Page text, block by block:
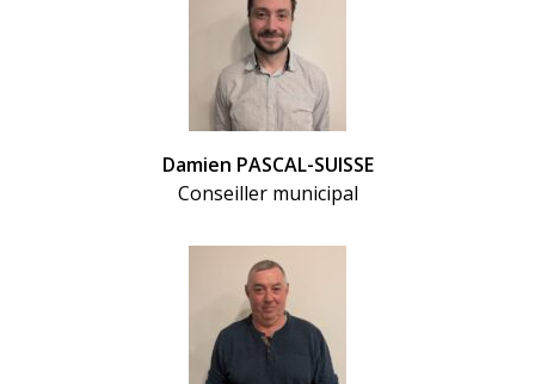
Damien PASCAL-SUISSE
Conseiller municipal